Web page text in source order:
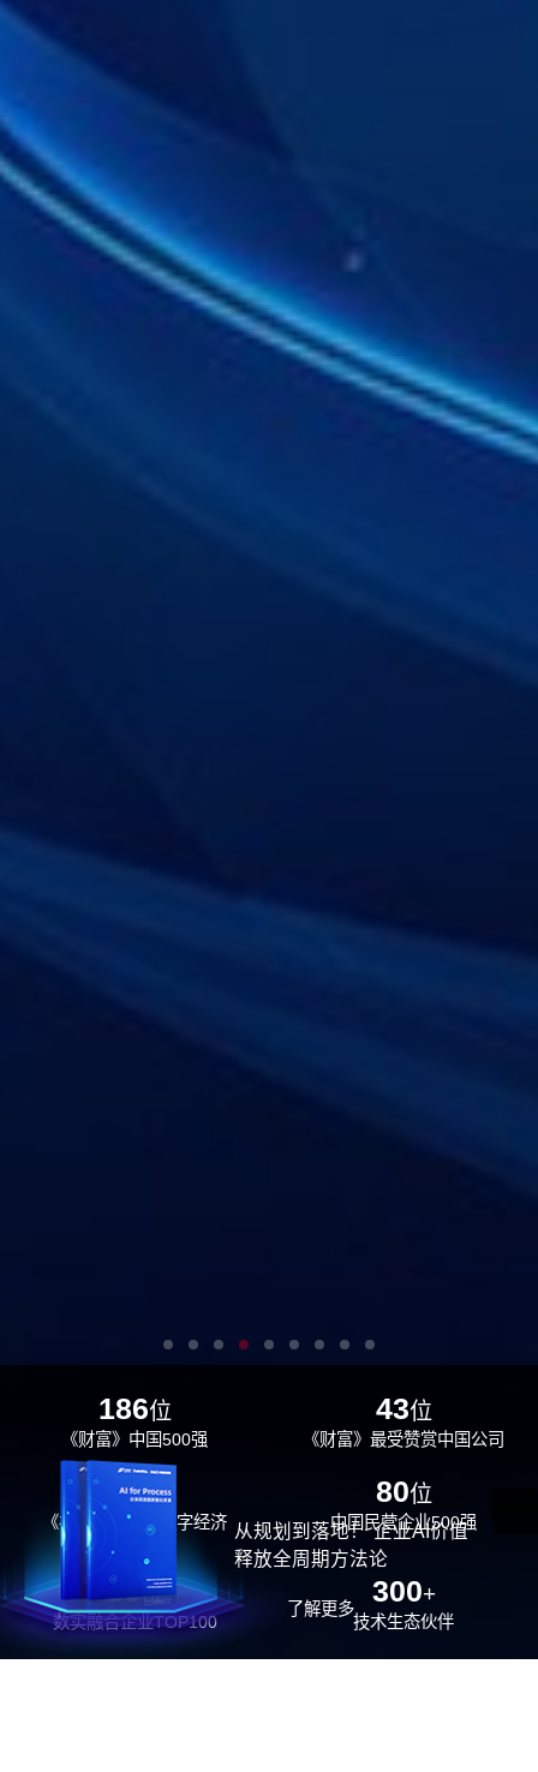
186位
《财富》中国500强
43位
《财富》最受赞赏中国公司
29位
《福布斯》中国数字经济
100强
80位
中国民营企业500强
26位
数实融合企业TOP100
300+
技术生态伙伴
从规划到落地！ 企业AI价值
释放全周期方法论
了解更多